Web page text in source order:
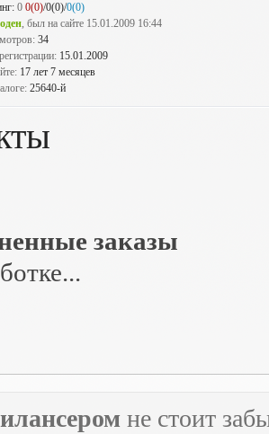
0 0(0)/0(0)/0(0)
, был на сайте 15.01.2009 16:44
34
15.01.2009
17 лет 7 месяцев
25640-й
заказы
не стоит